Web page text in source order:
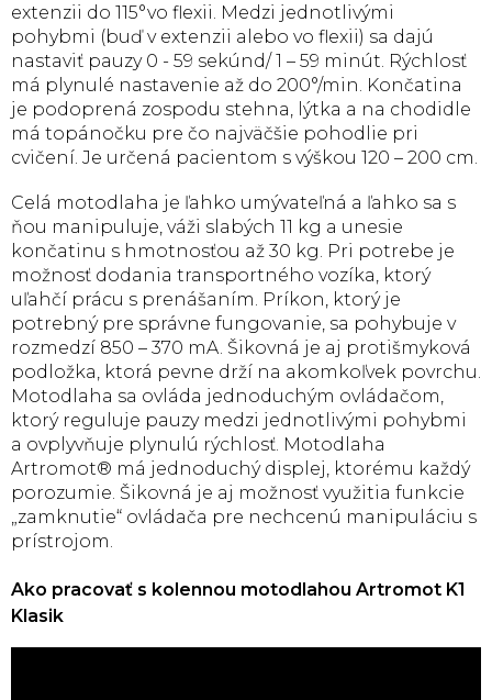
extenzii do 115°vo flexii. Medzi jednotlivými
pohybmi (buď v extenzii alebo vo flexii) sa dajú
nastaviť pauzy 0 - 59 sekúnd/ 1 – 59 minút. Rýchlosť
má plynulé nastavenie až do 200°/min. Končatina
je podoprená zospodu stehna, lýtka a na chodidle
má topánočku pre čo najväčšie pohodlie pri
cvičení. Je určená pacientom s výškou 120 – 200 cm.
Celá motodlaha je ľahko umývateľná a ľahko sa s
ňou manipuluje, váži slabých 11 kg a unesie
končatinu s hmotnosťou až 30 kg. Pri potrebe je
možnosť dodania transportného vozíka, ktorý
uľahčí prácu s prenášaním. Príkon, ktorý je
potrebný pre správne fungovanie, sa pohybuje v
rozmedzí 850 – 370 mA. Šikovná je aj protišmyková
podložka, ktorá pevne drží na akomkoľvek povrchu.
Motodlaha sa ovláda jednoduchým ovládačom,
ktorý reguluje pauzy medzi jednotlivými pohybmi
a ovplyvňuje plynulú rýchlosť. Motodlaha
Artromot® má jednoduchý displej, ktorému každý
porozumie. Šikovná je aj možnosť využitia funkcie
„zamknutie“ ovládača pre nechcenú manipuláciu s
prístrojom.
Ako pracovať s kolennou motodlahou Artromot K1
Klasik